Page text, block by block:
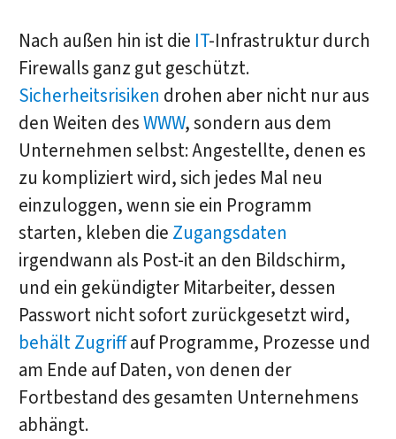
Nach außen hin ist die IT-Infrastruktur durch
Firewalls ganz gut geschützt.
Sicherheitsrisiken drohen aber nicht nur aus
den Weiten desWWW, sondern aus dem
Unternehmen selbst: Angestellte, denen es
zu kompliziert wird, sich jedes Mal neu
einzuloggen, wenn sie ein Programm
starten, kleben die Zugangsdaten
irgendwann als Post-it an den Bildschirm,
und ein gekündigter Mitarbeiter, dessen
Passwort nicht sofort zurückgesetzt wird,
behält Zugriffauf Programme, Prozesse und
am Ende auf Daten, von denen der
Fortbestand des gesamten Unternehmens
abhängt.